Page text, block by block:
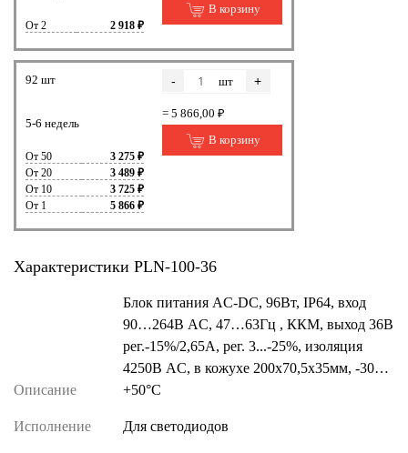
От 2 2 918 ₽
В корзину
92 шт
5-6 недель
От 50
3 275 ₽
От 20
3 489 ₽
От 10
3 725 ₽
От 1
5 866 ₽
- шт +
= 5 866,00 ₽
В корзину
Характеристики PLN-100-36
Описание
Блок питания AC-DC, 96Вт, IP64, вход
90…264В AC, 47…63Гц , ККМ, выход 36В
рег.-15%/2,65A, рег. 3...-25%, изоляция
4250В AC, в кожухе 200х70,5х35мм, -30…
+50°С
Исполнение Для светодиодов